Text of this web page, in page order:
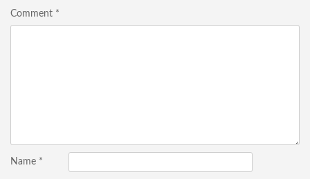
Comment *
Name *